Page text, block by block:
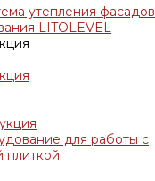
утепления фасадов
LITOLEVEL
для работы с
плиткой